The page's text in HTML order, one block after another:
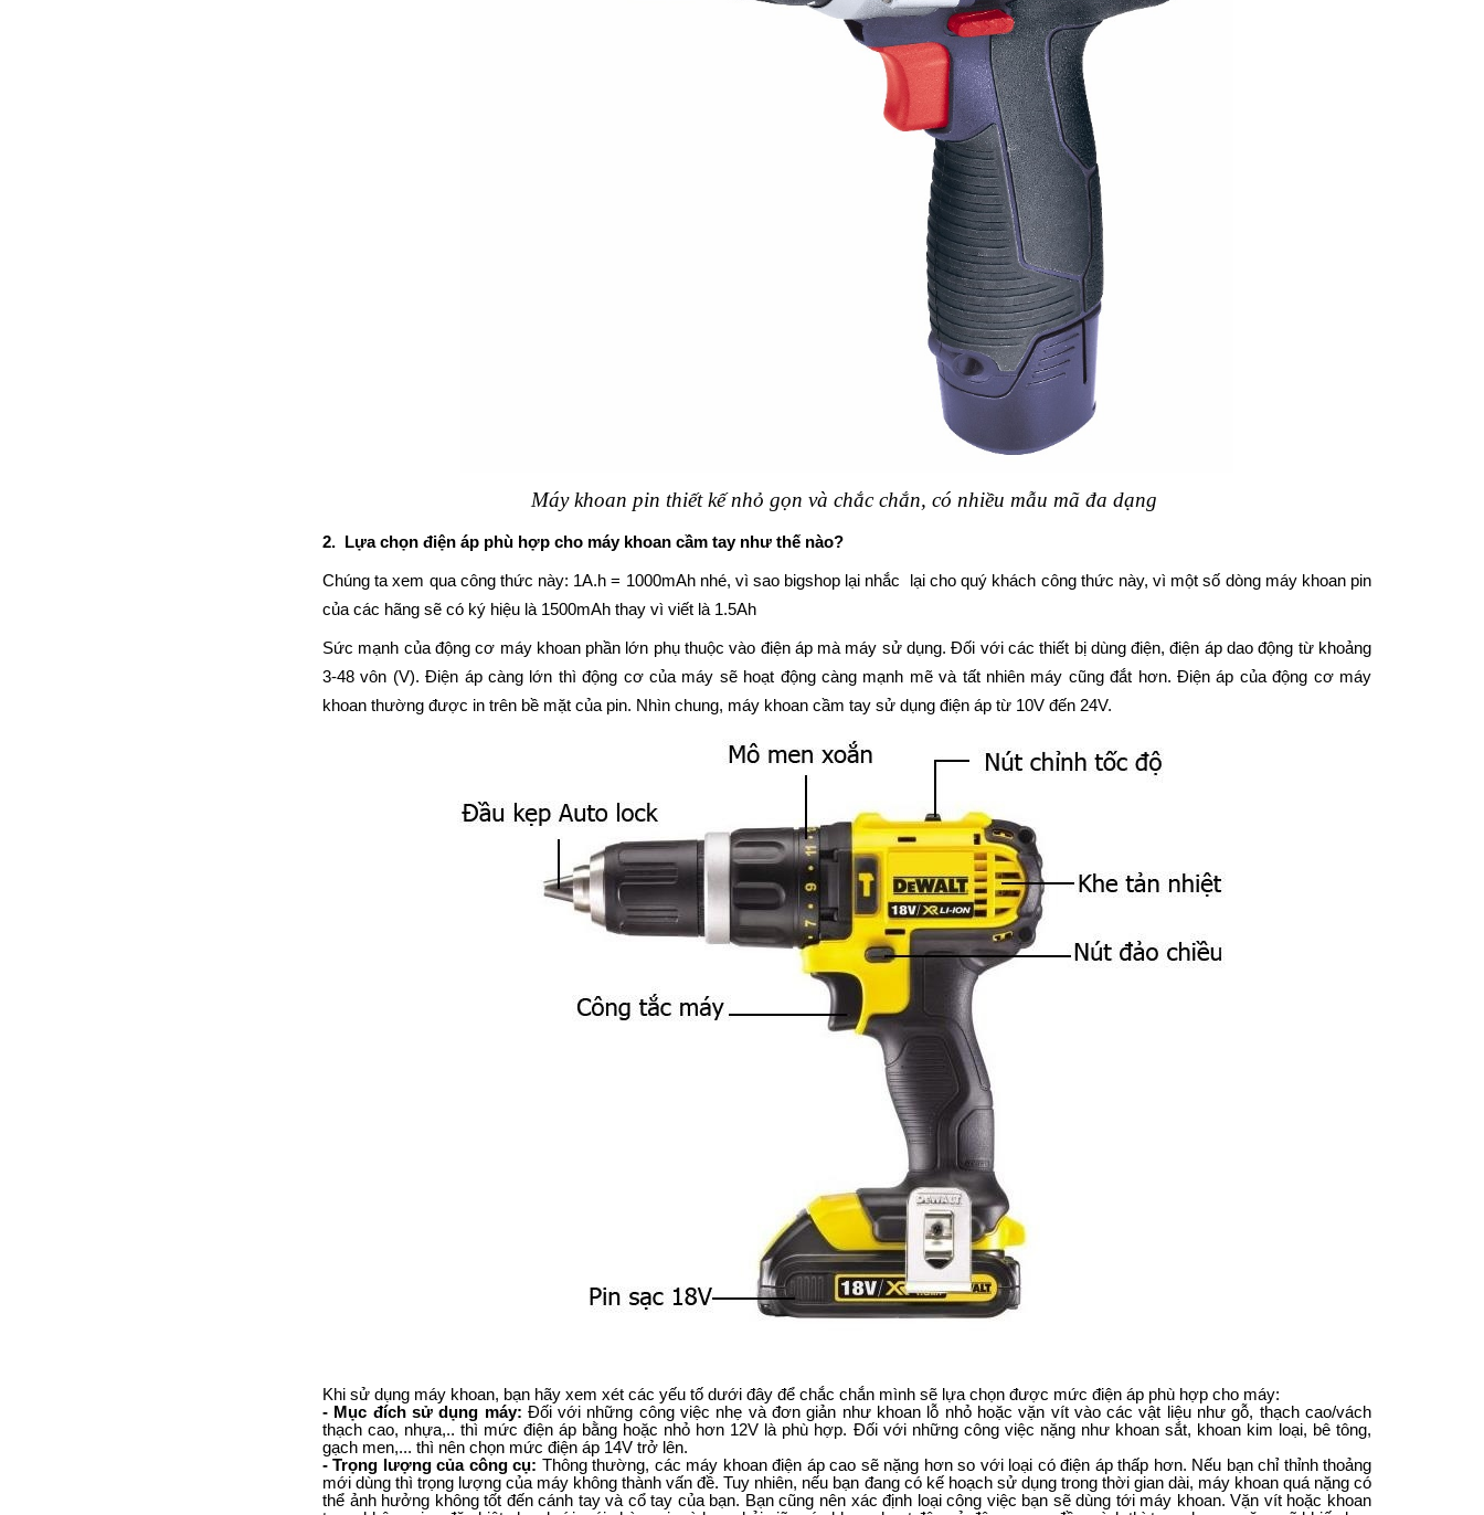
Máy khoan pin thiết kế nhỏ gọn và chắc chắn, có nhiều mẫu mã đa dạng
2. Lựa chọn điện áp phù hợp cho máy khoan cầm tay như thế nào?
Chúng ta xem qua công thức này: 1A.h = 1000mAh nhé, vì sao bigshop lại nhắc lại cho quý khách công thức này, vì một số dòng máy khoan pin
của các hãng sẽ có ký hiệu là 1500mAh thay vì viết là 1.5Ah
Sức mạnh của động cơ máy khoan phần lớn phụ thuộc vào điện áp mà máy sử dụng. Đối với các thiết bị dùng điện, điện áp dao động từ khoảng
3-48 vôn (V). Điện áp càng lớn thì động cơ của máy sẽ hoạt động càng mạnh mẽ và tất nhiên máy cũng đắt hơn. Điện áp của động cơ máy
khoan thường được in trên bề mặt của pin. Nhìn chung, máy khoan cầm tay sử dụng điện áp từ 10V đến 24V.
Khi sử dụng máy khoan, bạn hãy xem xét các yếu tố dưới đây để chắc chắn mình sẽ lựa chọn được mức điện áp phù hợp cho máy:
- Mục đích sử dụng máy: Đối với những công việc nhẹ và đơn giản như khoan lỗ nhỏ hoặc vặn vít vào các vật liệu như gỗ, thạch cao/vách
thạch cao, nhựa,.. thì mức điện áp bằng hoặc nhỏ hơn 12V là phù hợp. Đối với những công việc nặng như khoan sắt, khoan kim loại, bê tông,
gạch men,... thì nên chọn mức điện áp 14V trở lên.
- Trọng lượng của công cụ: Thông thường, các máy khoan điện áp cao sẽ nặng hơn so với loại có điện áp thấp hơn. Nếu bạn chỉ thỉnh thoảng
mới dùng thì trọng lượng của máy không thành vấn đề. Tuy nhiên, nếu bạn đang có kế hoạch sử dụng trong thời gian dài, máy khoan quá nặng có
thể ảnh hưởng không tốt đến cánh tay và cổ tay của bạn. Bạn cũng nên xác định loại công việc bạn sẽ dùng tới máy khoan. Vặn vít hoặc khoan